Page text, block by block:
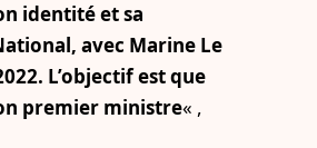
identité et sa
avec Marine Le
L’objectif est que
premier ministre« ,